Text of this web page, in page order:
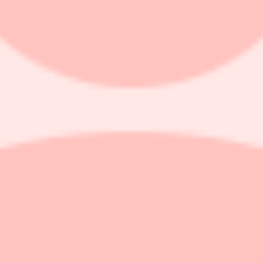
ett digitalt underhållningsföretag som globalt investerar i och
. Uppköpet ledde till en uppgång i aktiekursen, men
mest om försäljningssynergier, men nu börjar även potentiella
sig på energieffektiva lösningar för luftbehandling och
av att man trodde att efterfrågan på nya datacenter skulle minska.
i Europa," säger Brunlid.
på att bygga egna datacenter, som en följd av den geopolitiska